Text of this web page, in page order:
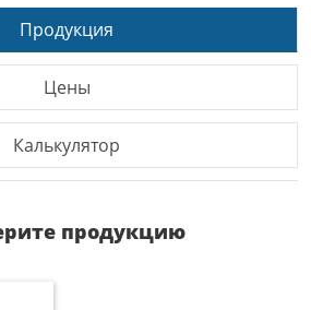
Продукция
Цены
Калькулятор
продукцию